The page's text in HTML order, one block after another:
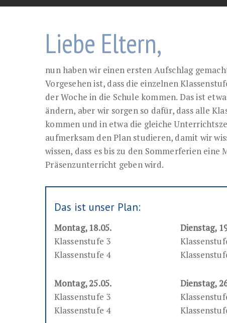
Liebe Eltern,
nun haben wir einen ersten Aufschlag
Vorgesehen ist, dass die einzelnen
der Woche in die Schule kommen. Das ist
ändern, aber wir sorgen so dafür, dass alle
kommen und in etwa die gleiche
aufmerksam den Plan studieren, damit wir
wissen, dass es bis zu den Sommerferien
Präsenzunterricht geben wird.
Das ist unser Plan:
Montag, 18.05.
Klassenstufe 3
Klassenstufe 4
Dienstag,
Montag, 25.05.
Klassenstufe 3
Klassenstufe 4
Dienstag,